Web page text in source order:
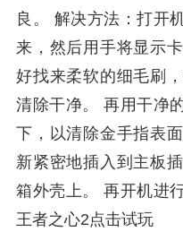
良。 解决方法：打开
来，然后用手将显示
好找来柔软的细毛刷
清除干净。 再用干净
下，以清除金手指表
新紧密地插入到主板
箱外壳上。 再开机进
王者之心2点击试玩